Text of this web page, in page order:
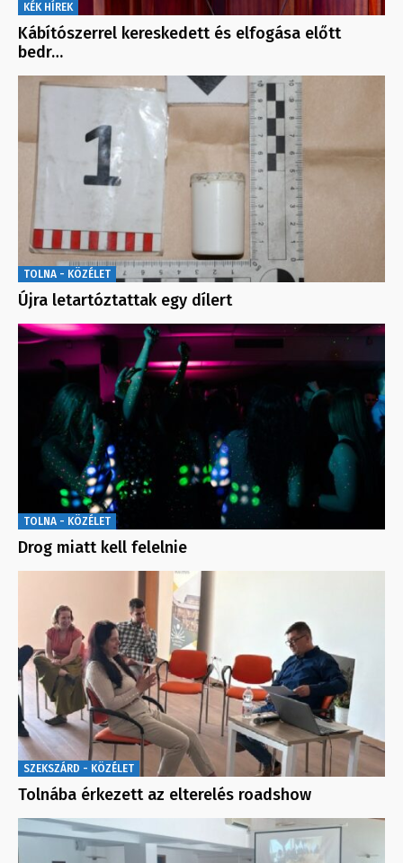
KÉK HÍREK
Kábítószerrel kereskedett és elfogása előtt
bedr…
TOLNA - KÖZÉLET
Újra letartóztattak egy dílert
TOLNA - KÖZÉLET
Drog miatt kell felelnie
SZEKSZÁRD - KÖZÉLET
Tolnába érkezett az elterelés roadshow